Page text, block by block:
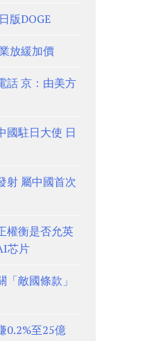
版DOGE
放緩加價
話 京：由美方
國駐日大使 日
射 屬中國首次
權衡是否允英
芯片
敵國條款」
0.2%至25億